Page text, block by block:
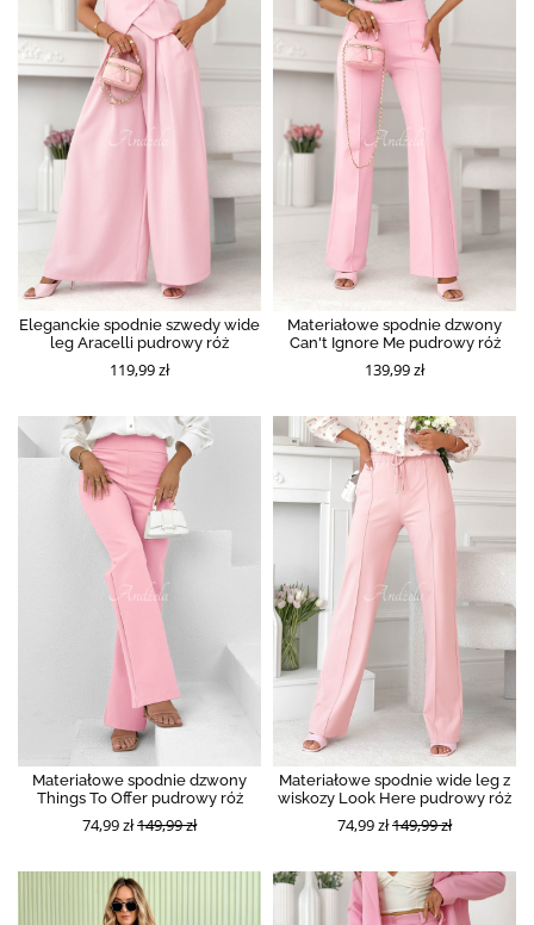
Eleganckie spodnie szwedy wide
leg Aracelli pudrowy róż
119,99 zł
Materiałowe spodnie dzwony
Can't Ignore Me pudrowy róż
139,99 zł
Materiałowe spodnie dzwony
Things To Offer pudrowy róż
74,99 zł149,99 zł
Materiałowe spodnie wide leg z
wiskozy Look Here pudrowy róż
74,99 zł149,99 zł